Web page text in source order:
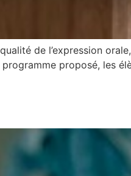
de l’expression
proposé, les